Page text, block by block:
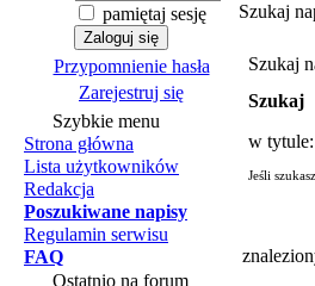
pamiętaj sesję
Przypomnienie hasła
Zarejestruj się
Szybkie menu
Strona główna
Lista użytkowników
Redakcja
Poszukiwane napisy
Regulamin serwisu
FAQ
Ostatnio na forum
Szukaj
Szukaj
Szukaj
w tytule:
Jeśli